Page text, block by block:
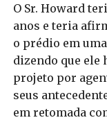
O Sr. Howard
anos e teria
o prédio em uma
dizendo que ele
projeto por
seus
em retomada